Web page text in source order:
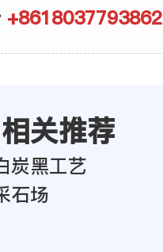
+8618037793862
关推荐
炭黑工艺
石场